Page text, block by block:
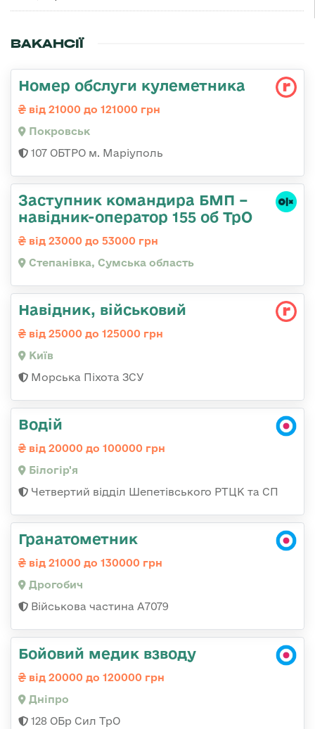
ВАКАНСІЇ
Номер обслуги кулеметника
від 21000 до 121000 грн
Покровськ
107 ОБТРО м. Маріуполь
Заступник командира БМП –
навідник-оператор 155 об ТрО
від 23000 до 53000 грн
Степанівка, Сумська область
Навідник, військовий
від 25000 до 125000 грн
Київ
Морська Піхота ЗСУ
Водій
від 20000 до 100000 грн
Білогір'я
Четвертий відділ Шепетівського РТЦК та СП
Гранатометник
від 21000 до 130000 грн
Дрогобич
Військова частина А7079
Бойовий медик взводу
від 20000 до 120000 грн
Дніпро
128 ОБр Сил ТрО